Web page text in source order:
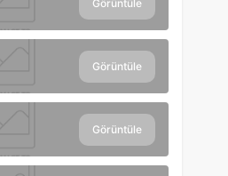
Görüntüle
Görüntüle
Görüntüle